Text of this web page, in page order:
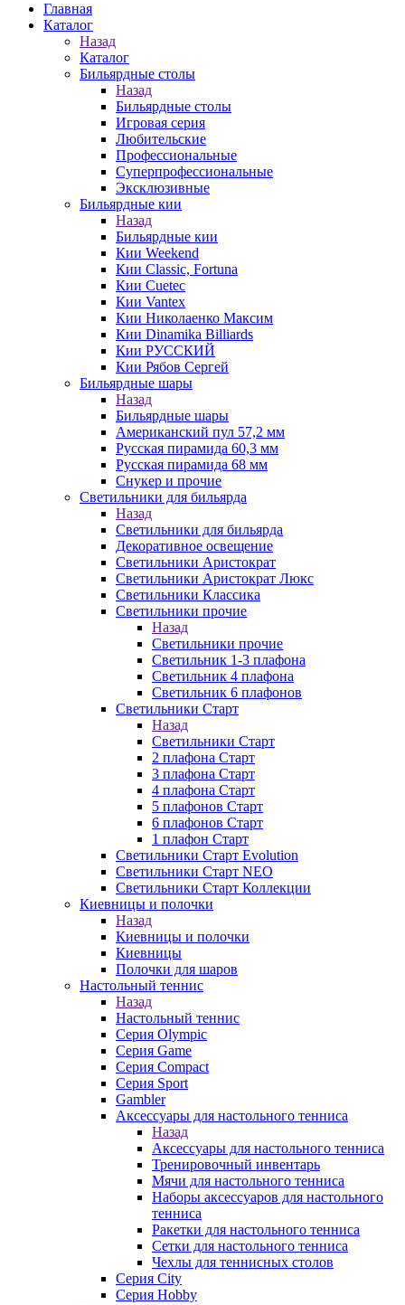
Главная
Каталог
Назад
Каталог
Бильярдные столы
Назад
Бильярдные столы
Игровая серия
Любительские
Профессиональные
Суперпрофессиональные
Эксклюзивные
Бильярдные кии
Назад
Бильярдные кии
Кии Weekend
Кии Classic, Fortuna
Кии Cuetec
Кии Vantex
Кии Николаенко Максим
Кии Dinamika Billiards
Кии РУССКИЙ
Кии Рябов Сергей
Бильярдные шары
Назад
Бильярдные шары
Американский пул 57,2 мм
Русская пирамида 60,3 мм
Русская пирамида 68 мм
Снукер и прочие
Светильники для бильярда
Назад
Светильники для бильярда
Декоративное освещение
Светильники Аристократ
Светильники Аристократ Люкс
Светильники Классика
Светильники прочие
Назад
Светильники прочие
Светильник 1-3 плафона
Светильник 4 плафона
Светильник 6 плафонов
Светильники Старт
Назад
Светильники Старт
2 плафона Старт
3 плафона Старт
4 плафона Старт
5 плафонов Старт
6 плафонов Старт
1 плафон Старт
Светильники Старт Evolution
Светильники Старт NEO
Светильники Старт Коллекции
Киевницы и полочки
Назад
Киевницы и полочки
Киевницы
Полочки для шаров
Настольный теннис
Назад
Настольный теннис
Серия Olympic
Серия Game
Серия Compact
Серия Sport
Gambler
Аксессуары для настольного тенниса
Назад
Аксессуары для настольного тенниса
Тренировочный инвентарь
Мячи для настольного тенниса
Наборы аксессуаров для настольного
тенниса
Ракетки для настольного тенниса
Сетки для настольного тенниса
Чехлы для теннисных столов
Серия City
Серия Hobby